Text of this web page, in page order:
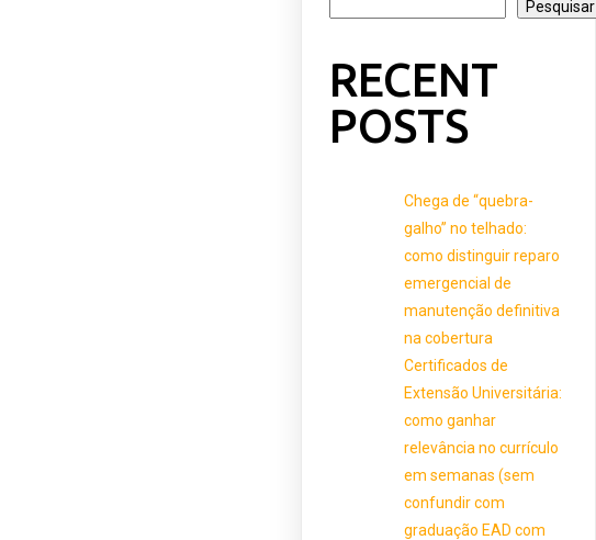
Pesquisar
RECENT
POSTS
Chega de “quebra-
galho” no telhado:
como distinguir reparo
emergencial de
manutenção definitiva
na cobertura
Certificados de
Extensão Universitária:
como ganhar
relevância no currículo
em semanas (sem
confundir com
graduação EAD com